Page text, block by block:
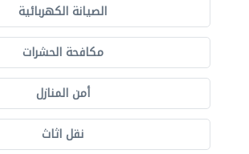
الصيانة الكهربائية
مكافحة الحشرات
أمن المنازل
نقل اثاث